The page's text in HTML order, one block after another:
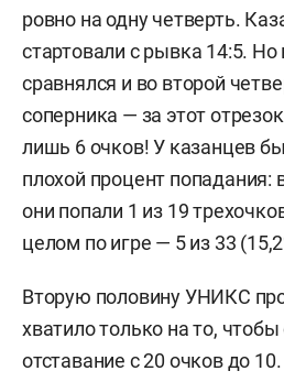
ровно на одну четверть.
стартовали с рывка 14:5.
сравнялся и во второй
соперника — за этот
лишь 6 очков! У казанцев
плохой процент попадания:
они попали 1 из 19
целом по игре — 5 из 33
Вторую половину УНИКС
хватило только на то, чтобы
отставание с 20 очков до